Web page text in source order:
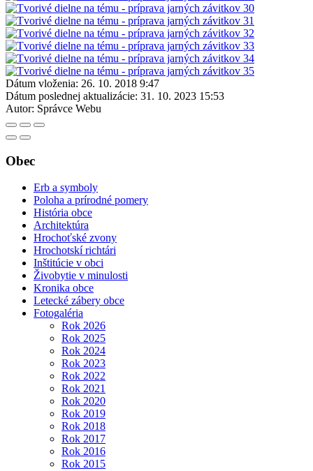
Dátum vloženia: 26. 10. 2018 9:47
Dátum poslednej aktualizácie: 31. 10. 2023 15:53
Autor: Správce Webu
Obec
Erb a symboly
Poloha a prírodné pomery
História obce
Architektúra
Hrochoťské zvony
Hrochotskí richtári
Inštitúcie v obci
Živobytie v minulosti
Kronika obce
Letecké zábery obce
Fotogaléria
Rok 2026
Rok 2025
Rok 2024
Rok 2023
Rok 2022
Rok 2021
Rok 2020
Rok 2019
Rok 2018
Rok 2017
Rok 2016
Rok 2015